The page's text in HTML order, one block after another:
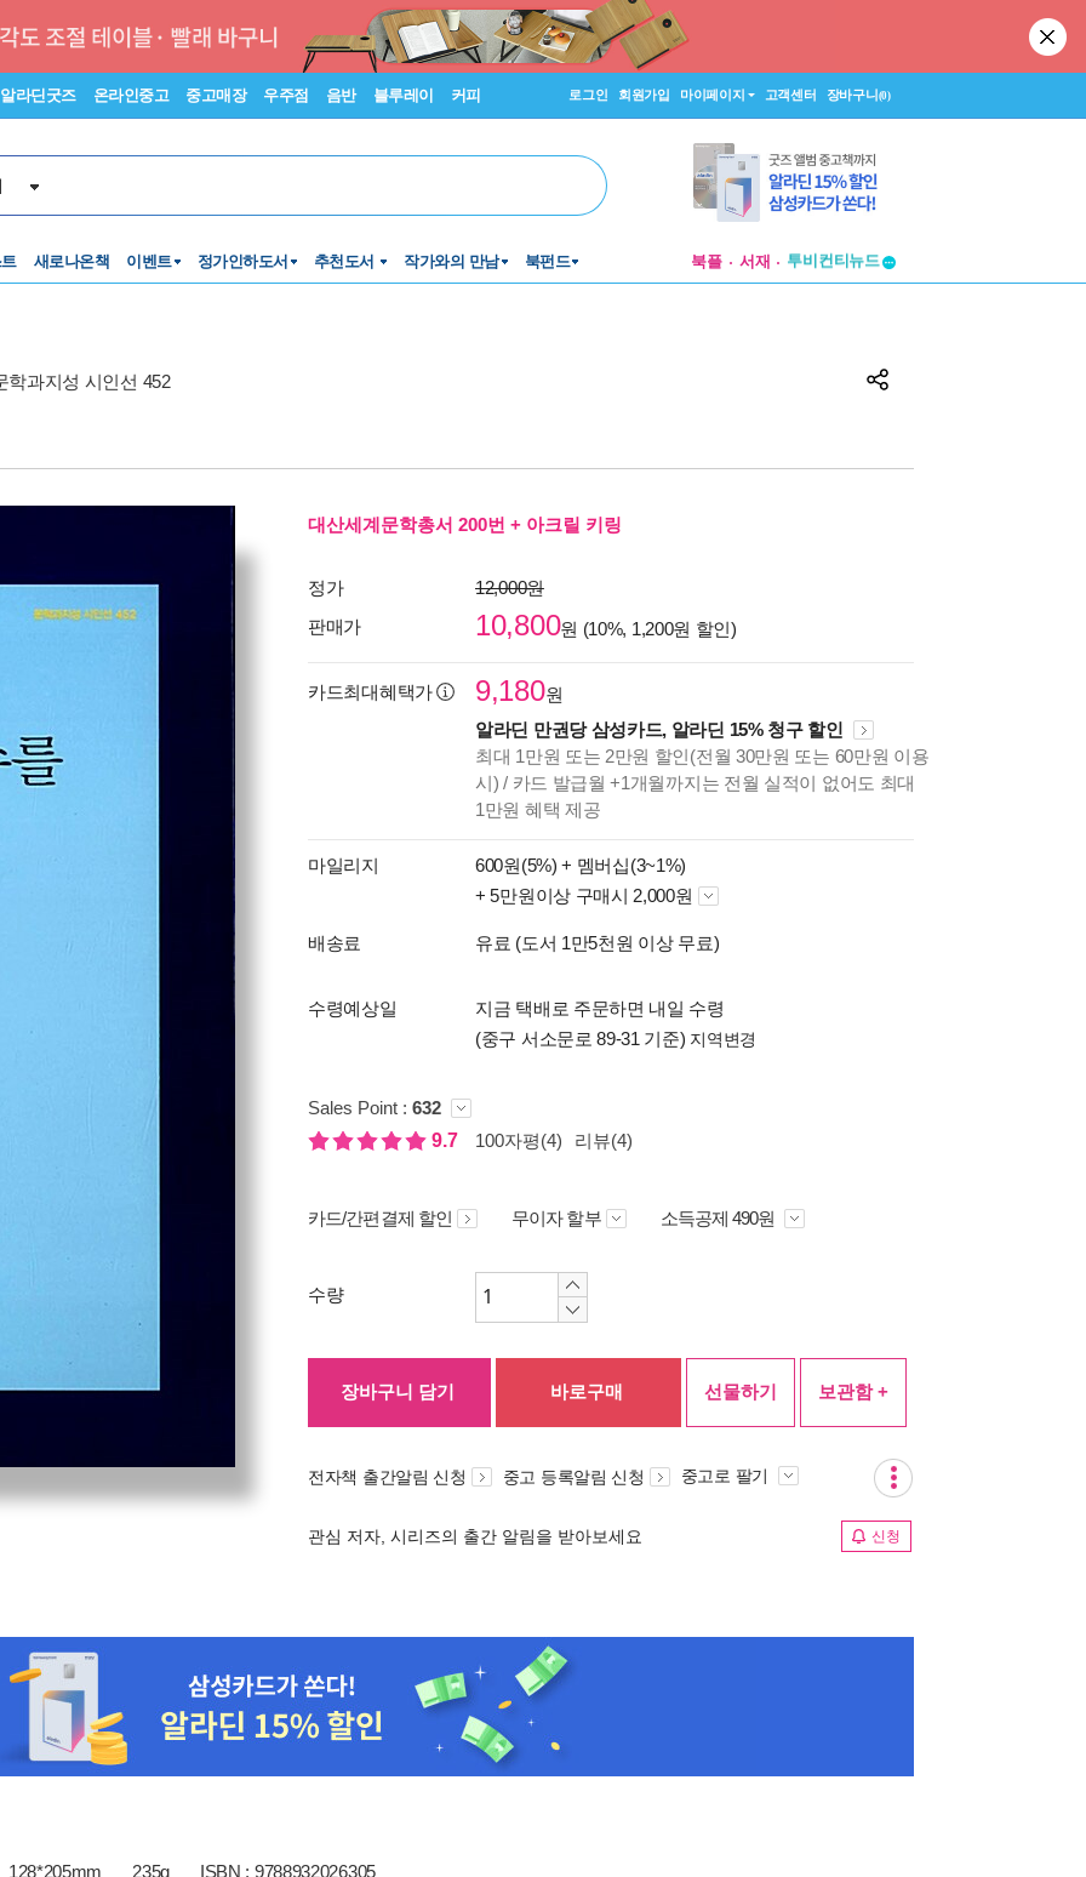
알라딘굿즈 온라인중고 중고매장 우주점 음반 블루레이 커피 로그인 회원가입 마이페이지 고객센터 장바구니(0)
새로나온책 이벤트 정가인하도서 추천도서 작가와의 만남 북펀드 북플 서재
창작플랫폼
학과지성 시인선 452
대산세계문학총서 200번 + 아크릴 키링
정가
12,000원
판매가
10,800원 (10%, 1,200원 할인)
카드최대혜택가 9,180원
알라딘 만권당 삼성카드, 알라딘 15% 청구 할인
최대 1만원 또는 2만원 할인(전월 30만원 또는 60만원 이용
시) / 카드 발급월 +1개월까지는 전월 실적이 없어도 최대
1만원 혜택 제공
마일리지 600원(5%) + 멤버십(3~1%)
+ 5만원이상 구매시 2,000원
배송료 유료 (도서 1만5천원 이상 무료)
수령예상일
지금 택배로 주문하면 내일 수령
(중구 서소문로 89-31 기준) 지역변경
Sales Point : 632
9.7
100자평(4) 리뷰(4)
카드/간편결제 할인 무이자 할부 소득공제 490원
수량
장바구니 담기 바로구매 선물하기 보관함 +
전자책 출간알림 신청 중고 등록알림 신청 중고로 팔기
관심 저자, 시리즈의 출간 알림을 받아보세요 신청
128*205mm 235g ISBN : 9788932026305